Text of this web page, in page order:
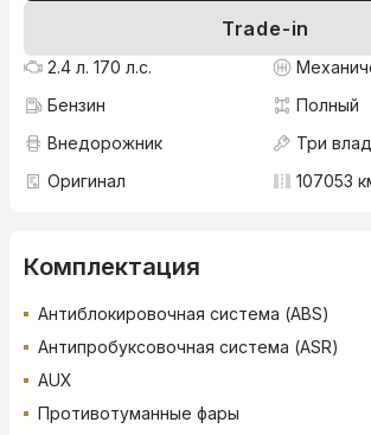
Trade-in
2.4 л. 170 л.с.
Бензин
Полный
Внедорожник
Три
Оригинал
107053
Комплектация
Антиблокировочная система (ABS)
Антипробуксовочная система (ASR)
AUX
Противотуманные фары